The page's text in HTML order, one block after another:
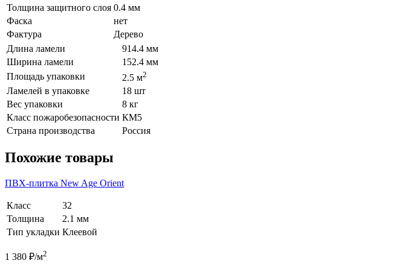
Толщина защитного слоя 0.4 мм
Фаска
нет
Фактура
Дерево
Длина ламели
914.4 мм
Ширина ламели
152.4 мм
Площадь упаковки
2.5 м2
Ламелей в упаковке
18 шт
Вес упаковки
8 кг
Класс пожаробезопасности КМ5
Страна производства
Россия
Похожие товары
ПВХ-плитка New Age Orient
Класс
32
Толщина
2.1 мм
Тип укладки Клеевой
1 380 ₽/м2